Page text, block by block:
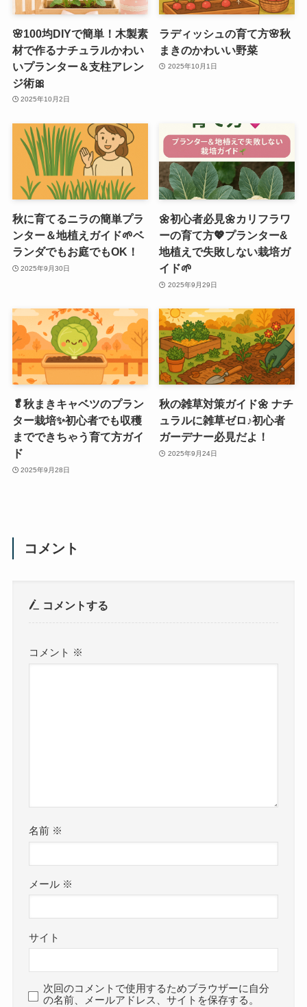
🌸100均DIYで簡単！木製素
材で作るナチュラルかわい
いプランター＆支柱アレン
ジ術🎀
2025年10月2日
ラディッシュの育て方🌸秋
まきのかわいい野菜
2025年10月1日
秋に育てるニラの簡単プラ
ンター＆地植えガイド🌱ベ
ランダでもお庭でもOK！
2025年9月30日
🌼初心者必見🌼カリフラワ
ーの育て方💖プランター&
地植えで失敗しない栽培ガ
イド🌱
2025年9月29日
🥬秋まきキャベツのプラン
ター栽培✨初心者でも収穫
までできちゃう育て方ガイ
ド
2025年9月28日
秋の雑草対策ガイド🌼 ナチ
ュラルに雑草ゼロ♪初心者
ガーデナー必見だよ！
2025年9月24日
コメント
コメントする
コメント ※
名前 ※
メール ※
サイト
次回のコメントで使用するためブラウザーに自分
の名前、メールアドレス、サイトを保存する。